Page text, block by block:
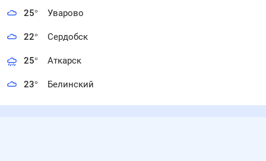
25° Уварово
22° Сердобск
25° Аткарск
23° Белинский